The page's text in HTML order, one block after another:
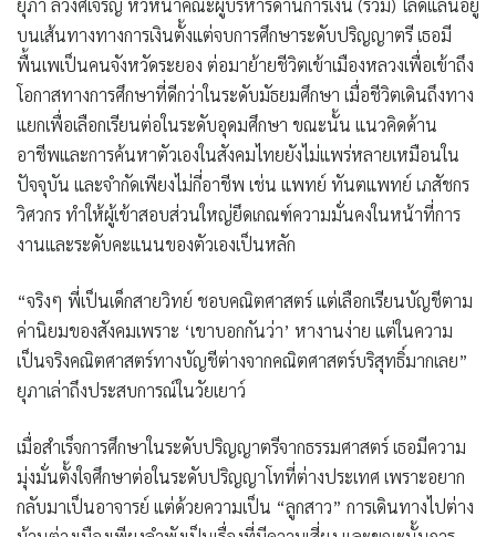
ยุภา ลีวงศ์เจริญ หัวหน้าคณะผู้บริหารด้านการเงิน (ร่วม) โลดแล่นอยู่
บนเส้นทางทางการเงินตั้งแต่จบการศึกษาระดับปริญญาตรี เธอมี
พื้นเพเป็นคนจังหวัดระยอง ต่อมาย้ายชีวิตเข้าเมืองหลวงเพื่อเข้าถึง
โอกาสทางการศึกษาที่ดีกว่าในระดับมัธยมศึกษา เมื่อชีวิตเดินถึงทาง
แยกเพื่อเลือกเรียนต่อในระดับอุดมศึกษา ขณะนั้น แนวคิดด้าน
อาชีพและการค้นหาตัวเองในสังคมไทยยังไม่แพร่หลายเหมือนใน
ปัจจุบัน และจำกัดเพียงไม่กี่อาชีพ เช่น แพทย์ ทันตแพทย์ เภสัชกร
วิศวกร ทำให้ผู้เข้าสอบส่วนใหญ่ยึดเกณฑ์ความมั่นคงในหน้าที่การ
งานและระดับคะแนนของตัวเองเป็นหลัก
“จริงๆ พี่เป็นเด็กสายวิทย์ ชอบคณิตศาสตร์ แต่เลือกเรียนบัญชีตาม
ค่านิยมของสังคมเพราะ ‘เขาบอกกันว่า’ หางานง่าย แต่ในความ
เป็นจริงคณิตศาสตร์ทางบัญชีต่างจากคณิตศาสตร์บริสุทธิ์มากเลย”
ยุภาเล่าถึงประสบการณ์ในวัยเยาว์
เมื่อสำเร็จการศึกษาในระดับปริญญาตรีจากธรรมศาสตร์ เธอมีความ
มุ่งมั่นตั้งใจศึกษาต่อในระดับปริญญาโทที่ต่างประเทศ เพราะอยาก
กลับมาเป็นอาจารย์ แต่ด้วยความเป็น “ลูกสาว” การเดินทางไปต่าง